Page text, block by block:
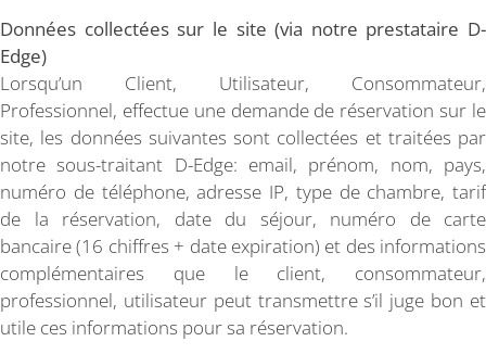
Données collectées sur le site (via notre prestataire D-
Edge)
Lorsqu’un Client, Utilisateur, Consommateur,
Professionnel, effectue une demande de réservation sur le
site, les données suivantes sont collectées et traitées par
notre sous-traitant D-Edge: email, prénom, nom, pays,
numéro de téléphone, adresse IP, type de chambre, tarif
de la réservation, date du séjour, numéro de carte
bancaire (16 chiffres + date expiration) et des informations
complémentaires que le client, consommateur,
professionnel, utilisateur peut transmettre s’il juge bon et
utile ces informations pour sa réservation.